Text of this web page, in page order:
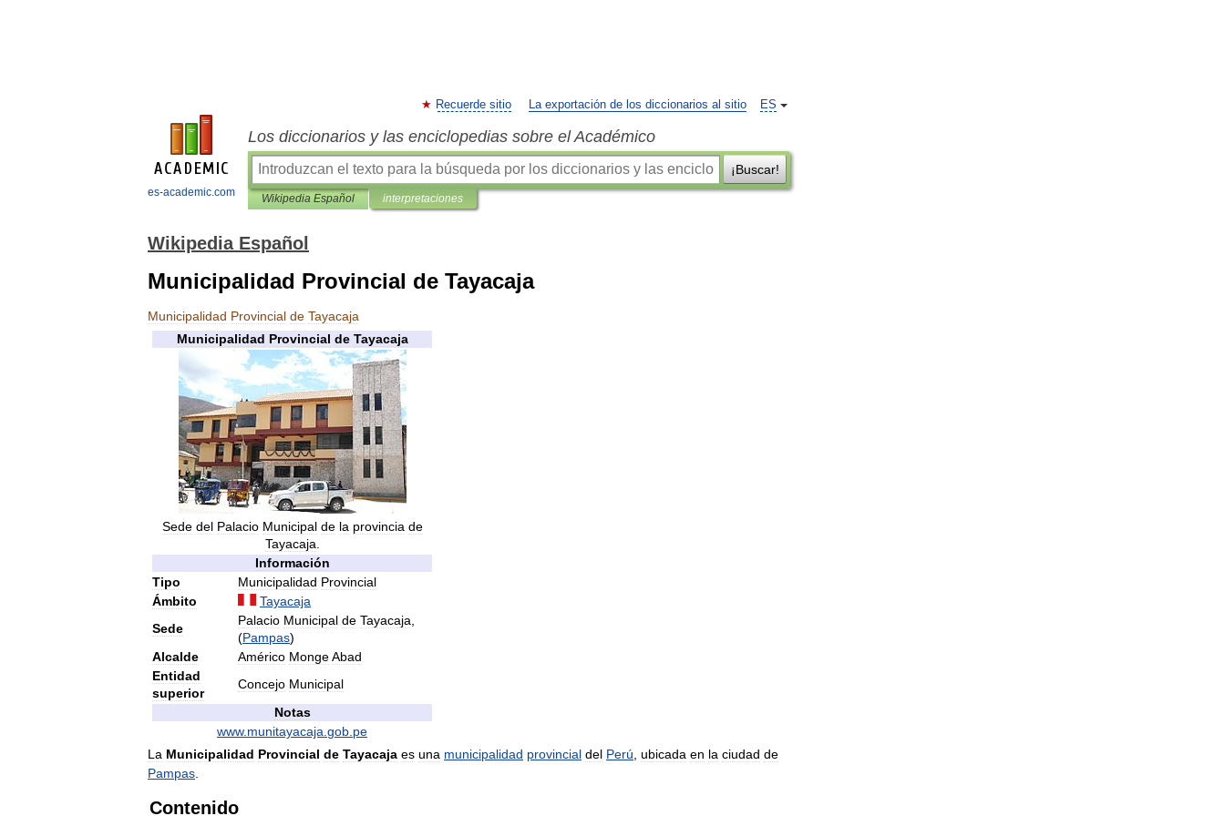
es-academic.com
ES
Recuerde sitio La exportación de los diccionarios al sitio
Los diccionarios y las enciclopedias sobre el Académico
¡Buscar!
Wikipedia Español interpretaciones
Wikipedia Español
Municipalidad Provincial de Tayacaja
Municipalidad Provincial de Tayacaja
Municipalidad Provincial de Tayacaja
Sede del Palacio Municipal de la provincia de
Tayacaja
Información
Tipo
Municipalidad Provincial
Ámbito
Tayacaja
Sede
Palacio Municipal de Tayacaja
(Pampas)
Alcalde
Américo MongeAbad
Entidad
superior
Concejo Municipal
Notas
www. munitayacaja gob pe
La Municipalidad Provincial de Tayacaja es una municipalidad provincial del Perú ubicada en la ciudad de
Pampas
Contenido